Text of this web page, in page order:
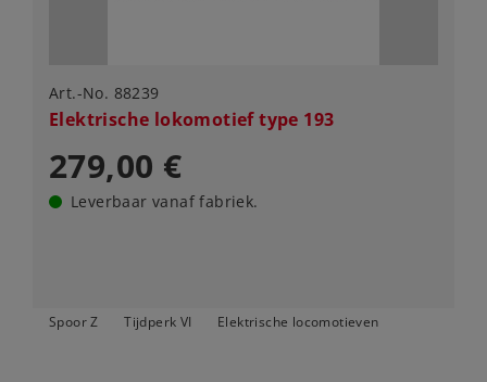
Art.-No. 88239
Elektrische lokomotief type 193
279,00 €
Leverbaar vanaf fabriek.
Spoor Z Tijdperk VI Elektrische locomotieven